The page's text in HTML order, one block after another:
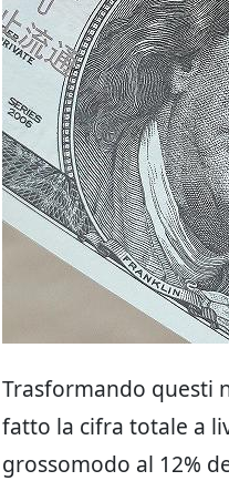
Trasformando questi
fatto la cifra totale a
grossomodo al 12%